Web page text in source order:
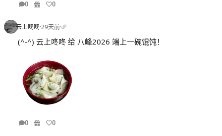
0 0
云上咚咚·29天前·
(^-^) 云上咚咚 给 八峰2026 端上一碗馄饨！
0 0